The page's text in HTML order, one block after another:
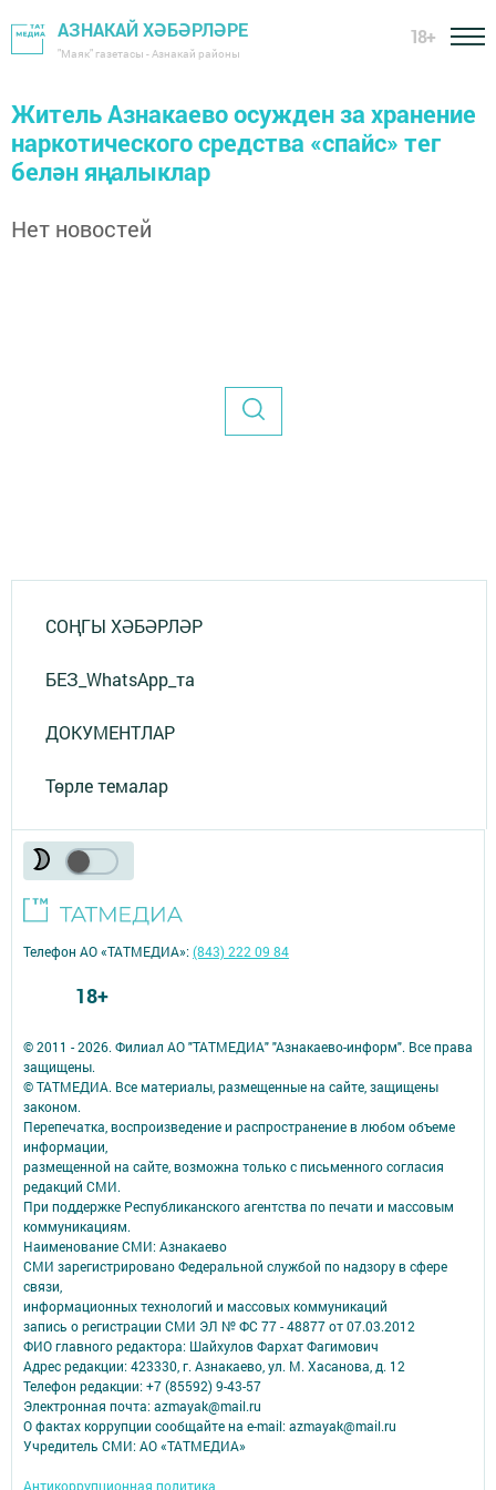
АЗНАКАЙ ХӘБӘРЛӘРЕ
"Маяк" газетасы - Азнакай районы
18+
Житель Азнакаево осужден за хранение
наркотического средства «спайс» тег
белән яңалыклар
Нет новостей
СОҢГЫ ХӘБӘРЛӘР
БЕЗ_WhatsApp_та
ДОКУМЕНТЛАР
Төрле темалар
© 2011 - 2026. Филиал АО "ТАТМЕДИА" "Азнакаево-информ". Все права
защищены.
© ТАТМЕДИА. Все материалы, размещенные на сайте, защищены
законом.
Перепечатка, воспроизведение и распространение в любом объеме
информации,
размещенной на сайте, возможна только с письменного согласия
редакций СМИ.
При поддержке Республиканского агентства по печати и массовым
коммуникациям.
Наименование СМИ: Азнакаево
СМИ зарегистрировано Федеральной службой по надзору в сфере
связи,
информационных технологий и массовых коммуникаций
запись о регистрации СМИ ЭЛ № ФС 77 - 48877 от 07.03.2012
ФИО главного редактора: Шайхулов Фархат Фагимович
Адрес редакции: 423330, г. Азнакаево, ул. М. Хасанова, д. 12
Телефон редакции: +7 (85592) 9-43-57
Электронная почта: azmayak@mail.ru
О фактах коррупции сообщайте на e-mail: azmayak@mail.ru
Учредитель СМИ: АО «ТАТМЕДИА»
Антикоррупционная политика
Телефон АО «ТАТМЕДИА»:(843) 222 09 84
18+